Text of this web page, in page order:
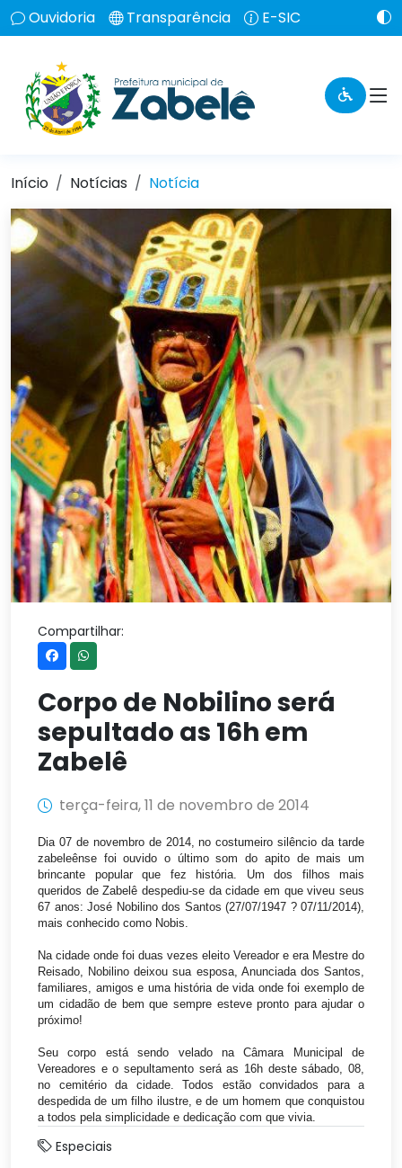
Ouvidoria Transparência E-SIC
Início Notícias Notícia
Compartilhar:
Corpo de Nobilino será
sepultado as 16h em
Zabelê
terça-feira, 11 de novembro de 2014
Dia 07 de novembro de 2014, no costumeiro silêncio da tarde
zabeleênse foi ouvido o último som do apito de mais um
brincante popular que fez história. Um dos filhos mais
queridos de Zabelê despediu-se da cidade em que viveu seus
67 anos: José Nobilino dos Santos (27/07/1947 ? 07/11/2014),
mais conhecido como Nobis.
Na cidade onde foi duas vezes eleito Vereador e era Mestre do
Reisado, Nobilino deixou sua esposa, Anunciada dos Santos,
familiares, amigos e uma história de vida onde foi exemplo de
um cidadão de bem que sempre esteve pronto para ajudar o
próximo!
Seu corpo está sendo velado na Câmara Municipal de
Vereadores e o sepultamento será as 16h deste sábado, 08,
no cemitério da cidade. Todos estão convidados para a
despedida de um filho ilustre, e de um homem que conquistou
a todos pela simplicidade e dedicação com que vivia.
Especiais